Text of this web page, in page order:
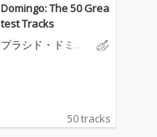
Domingo: The 50 Grea
test Tracks
プラシド・ドミン
50 tracks